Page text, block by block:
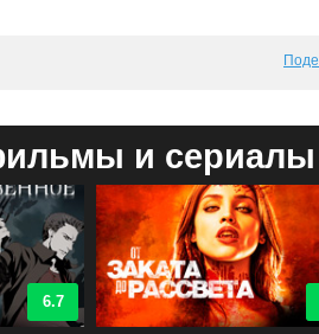
и сериалы
6.7